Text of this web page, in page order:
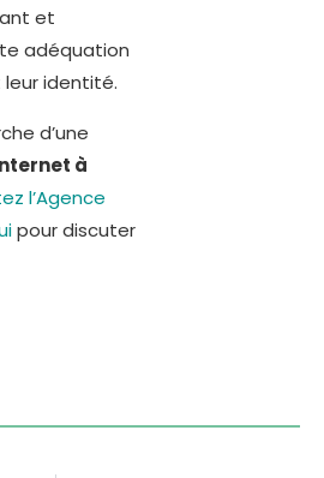
et
adéquation
identité.
d’une
à
l’Agence
pour discuter